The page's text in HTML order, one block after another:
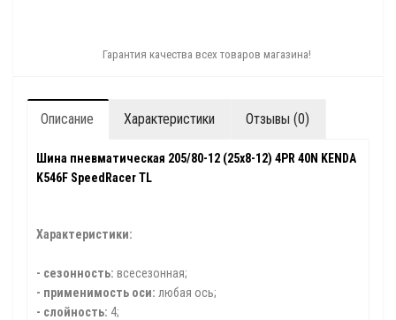
Гарантия качества всех товаров магазина!
Описание Характеристики Отзывы (0)
Шина пневматическая 205/80-12 (25x8-12) 4PR 40N KENDA
K546F SpeedRacer TL
Характеристики:
- сезонность: всесезонная;
- применимость оси: любая ось;
- слойность: 4;